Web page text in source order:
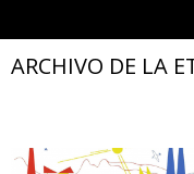
Saltar al contenido
ARCHIVO DE LA